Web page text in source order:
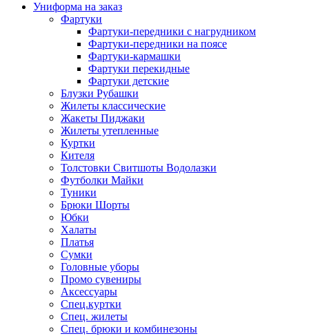
Униформа на заказ
Фартуки
Фартуки-передники с нагрудником
Фартуки-передники на поясе
Фартуки-кармашки
Фартуки перекидные
Фартуки детские
Блузки Рубашки
Жилеты классические
Жакеты Пиджаки
Жилеты утепленные
Куртки
Кителя
Толстовки Свитшоты Водолазки
Футболки Майки
Туники
Брюки Шорты
Юбки
Халаты
Платья
Сумки
Головные уборы
Промо сувениры
Аксессуары
Спец.куртки
Спец. жилеты
Спец. брюки и комбинезоны